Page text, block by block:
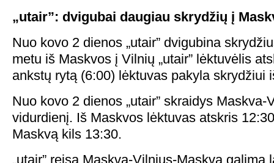
„utair”: dvigubai daugiau skrydžių į
Nuo kovo 2 dienos „utair” dvigubina
metu iš Maskvos į Vilnių „utair” lėktuvėlis
ankstų rytą (6:00) lėktuvas pakyla skrydžiui
Nuo kovo 2 dienos „utair” skraidys Maskva-
vidurdienį. Iš Maskvos lėktuvas atskris
Maskvą kils 13:30.
„utair” reisą Maskva-Vilnius-Maskva galima